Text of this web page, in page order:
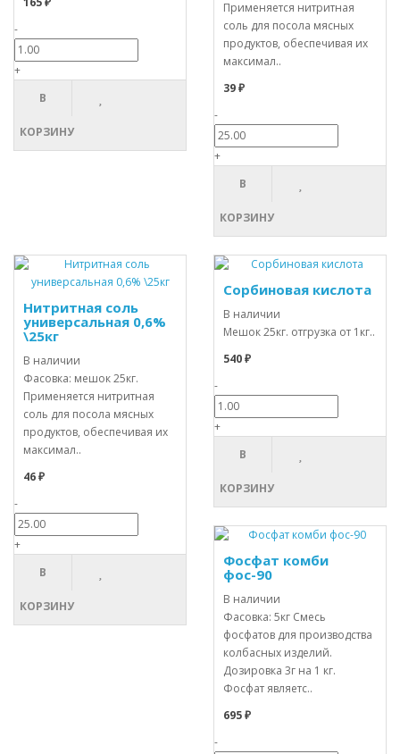
-
+
В
КОРЗИНУ
Применяется нитритная
соль для посола мясных
продуктов, обеспечивая их
максимал..
39 ₽
-
+
В
КОРЗИНУ
Нитритная соль
универсальная 0,6%
\25кг
В наличии
Фасовка: мешок 25кг.
Применяется нитритная
соль для посола мясных
продуктов, обеспечивая их
максимал..
46 ₽
-
+
В
КОРЗИНУ
Сорбиновая кислота
В наличии
Мешок 25кг. отгрузка от 1кг..
540 ₽
-
+
В
КОРЗИНУ
Фосфат комби
фос-90
В наличии
Фасовка: 5кг Смесь
фосфатов для производства
колбасных изделий.
Дозировка 3г на 1 кг.
Фосфат являетс..
695 ₽
-